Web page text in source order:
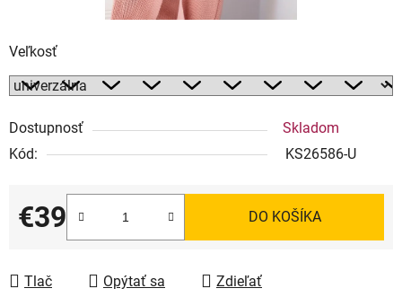
Veľkosť
Dostupnosť
Skladom
Kód:
KS26586-U
€39
Jednotková cena:
DO KOŠÍKA
Tlač Opýtať sa Zdieľať